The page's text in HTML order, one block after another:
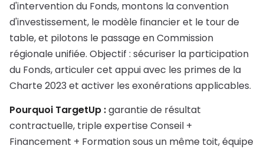
d'intervention du Fonds, montons la convention
d'investissement, le modèle financier et le tour de
table, et pilotons le passage en Commission
régionale unifiée. Objectif : sécuriser la participation
du Fonds, articuler cet appui avec les primes de la
Charte 2023 et activer les exonérations applicables.
Pourquoi TargetUp :garantie de résultat
contractuelle, triple expertise Conseil +
Financement + Formation sous un même toit, équipe